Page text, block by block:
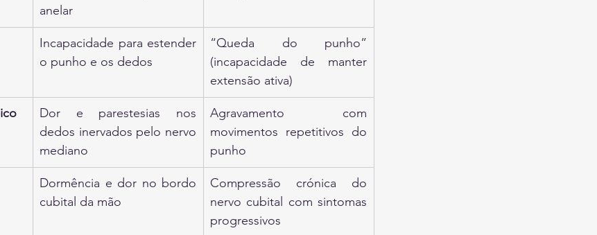
anelar
Incapacidade para estender
o punho e os dedos
“Queda do punho”
(incapacidade de manter
extensão ativa)
Dor e parestesias nos
dedos inervados pelo nervo
mediano
Agravamento com
movimentos repetitivos do
punho
Dormência e dor no bordo
cubital da mão
Compressão crónica do
nervo cubital com sintomas
progressivos